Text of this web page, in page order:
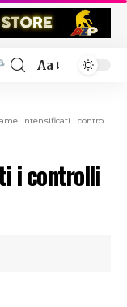
Aa
i controlli della Polizia Ferroviaria
i controlli